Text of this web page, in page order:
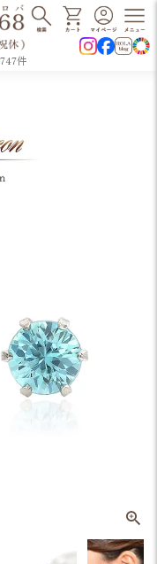
747件